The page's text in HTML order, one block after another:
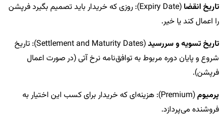
تاریخ انقضا
(Expiry Date): روزی که خریدار باید تصمیم بگیرد فرپشن
را اعمال کند یا خیر.
تاریخ تسویه و سررسید
(Settlement and Maturity Dates): تاریخ
شروع و پایان دوره مربوط به توافق‌نامه نرخ آتی (در صورت اعمال
فرپشن).
پرمیوم
(Premium): هزینه‌ای که خریدار برای کسب این اختیار به
فروشنده می‌پردازد.